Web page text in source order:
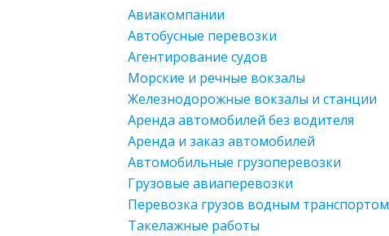
Авиакомпании
Автобусные перевозки
Агентирование судов
Морские и речные вокзалы
Железнодорожные вокзалы и станции
Аренда автомобилей без водителя
Аренда и заказ автомобилей
Автомобильные грузоперевозки
Грузовые авиаперевозки
Перевозка грузов водным транспортом
Такелажные работы